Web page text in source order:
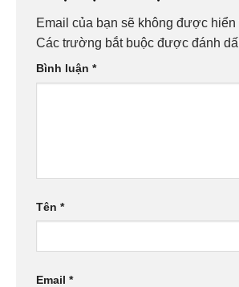
Email của bạn sẽ không được hiển
Các trường bắt buộc được đánh
Bình luận *
Tên *
Email *